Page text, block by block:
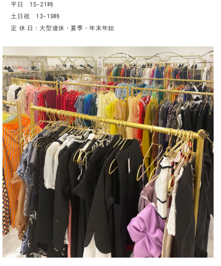
平日 15-21時
土日祝 13-19時
定 休 日：大型連休・夏季・年末年始